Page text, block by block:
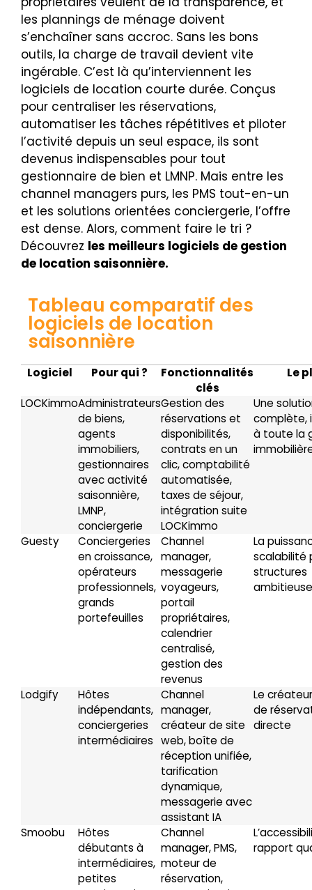
les plannings de ménage doivent
s’enchaîner sans accroc. Sans les bons
outils, la charge de travail devient vite
ingérable. C’est là qu’interviennent les
logiciels de location courte durée. Conçus
pour centraliser les réservations,
automatiser les tâches répétitives et piloter
l’activité depuis un seul espace, ils sont
devenus indispensables pour tout
gestionnaire de bien et LMNP. Mais entre les
channel managers purs, les PMS tout-en-un
et les solutions orientées conciergerie, l’offre
est dense. Alors, comment faire le tri ?
Découvrez les meilleurs logiciels de gestion
de location saisonnière.
Tableau comparatif des
logiciels de location
saisonnière
Logiciel Pour qui ?
Fonctionnalités
clés
Le
LOCKimmoAdministrateurs
de biens,
agents
immobiliers,
gestionnaires
avec activité
saisonnière,
LMNP,
conciergerie
Gestion des
réservations et
disponibilités,
contrats en un
clic, comptabilité
automatisée,
taxes de séjour,
intégration suite
LOCKimmo
Une
complète,
à toute la
Guesty
Conciergeries
en croissance,
opérateurs
professionnels,
grands
portefeuilles
Channel
manager,
messagerie
voyageurs,
portail
propriétaires,
calendrier
centralisé,
gestion des
revenus
La
scalabilité
structures
Lodgify
Hôtes
indépendants,
conciergeries
intermédiaires
Channel
manager,
créateur de site
web, boîte de
réception unifiée,
tarification
dynamique,
messagerie avec
assistant IA
Le
de
directe
Smoobu
Hôtes
débutants à
intermédiaires,
petites
Channel
manager, PMS,
moteur de
réservation,
rapport